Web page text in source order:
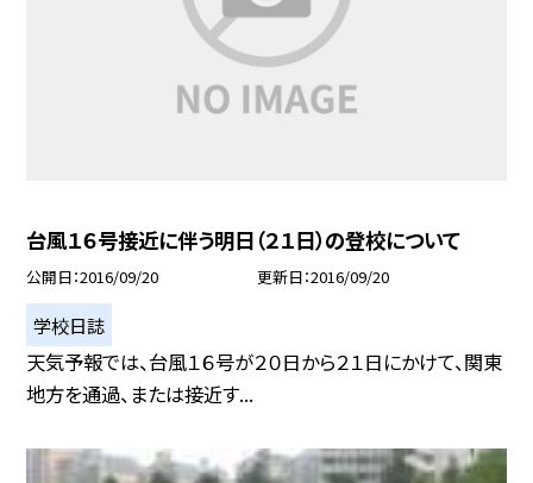
台風１６号接近に伴う明日（２１日）の登校について
公開日 2016/09/20 更新日 2016/09/20
学校日誌
天気予報では、台風１６号が２０日から２１日にかけて、関東
地方を通過、または接近す...